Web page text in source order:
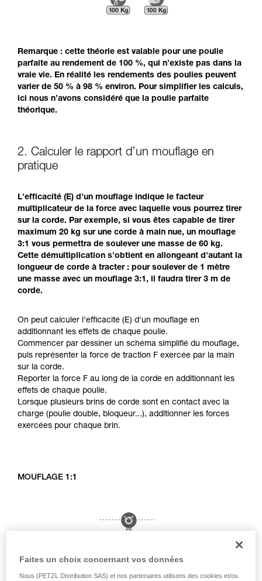
Remarque : cette théorie est valable pour une poulie
parfaite au rendement de 100 %, qui n’existe pas dans la
vraie vie. En réalité les rendements des poulies peuvent
varier de 50 % à 98 % environ. Pour simplifier les calculs,
ici nous n’avons considéré que la poulie parfaite
théorique.
2. Calculer le rapport d’un mouflage en
pratique
L'efficacité (E) d'un mouflage indique le facteur
multiplicateur de la force avec laquelle vous pourrez tirer
sur la corde. Par exemple, si vous êtes capable de tirer
maximum 20 kg sur une corde à main nue, un mouflage
3:1 vous permettra de soulever une masse de 60 kg.
Cette démultiplication s'obtient en allongeant d'autant la
longueur de corde à tracter : pour soulever de 1 mètre
une masse avec un mouflage 3:1, il faudra tirer 3 m de
corde.
On peut calculer l'efficacité (E) d'un mouflage en
additionnant les effets de chaque poulie.
Commencer par dessiner un schéma simplifié du mouflage,
puis représenter la force de traction F exercée par la main
sur la corde.
Reporter la force F au long de la corde en additionnant les
effets de chaque poulie.
Lorsque plusieurs brins de corde sont en contact avec la
charge (poulie double, bloqueur...), additionner les forces
exercées pour chaque brin.
MOUFLAGE 1:1
Faites un choix concernant vos données
Nous (PETZL Distribution SAS) et nos partenaires utilisons des cookies et/ou